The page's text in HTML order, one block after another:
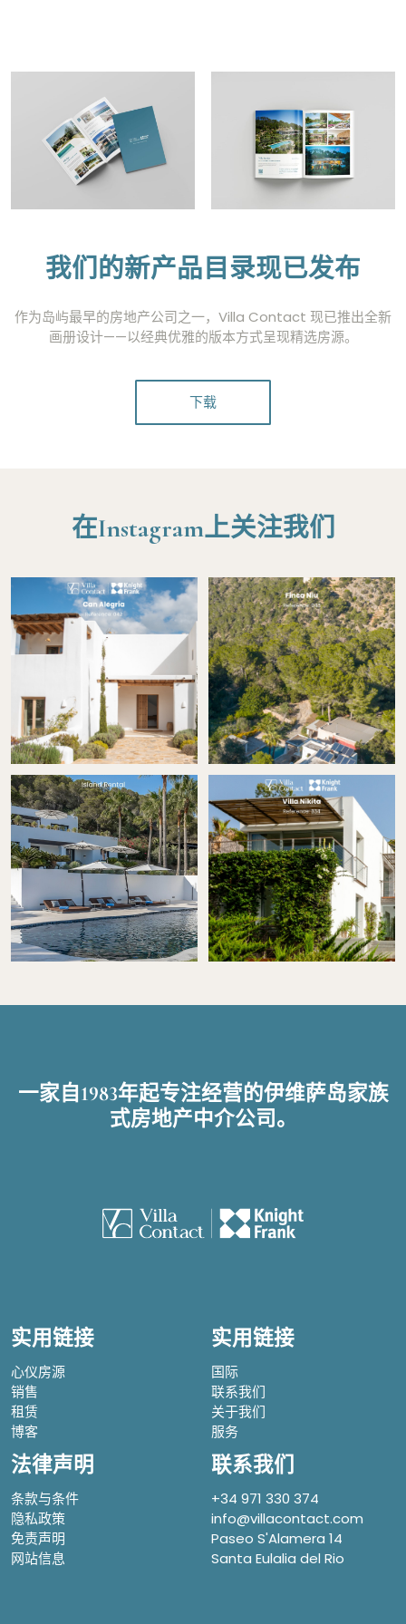
我们的新产品目录现已发布
作为岛屿最早的房地产公司之一，Villa Contact 现已推出全新
画册设计——以经典优雅的版本方式呈现精选房源。
下载
在Instagram上关注我们
一家自1983年起专注经营的伊维萨岛家族
式房地产中介公司。
实用链接
心仪房源
销售
租赁
博客
实用链接
国际
联系我们
关于我们
服务
法律声明
条款与条件
隐私政策
免责声明
网站信息
联系我们
+34 971 330 374
info@villacontact.com
Paseo S'Alamera 14
Santa Eulalia del Rio